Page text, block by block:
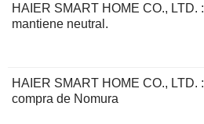
HAIER SMART HOME CO., LTD.
mantiene neutral.
HAIER SMART HOME CO., LTD.
compra de Nomura